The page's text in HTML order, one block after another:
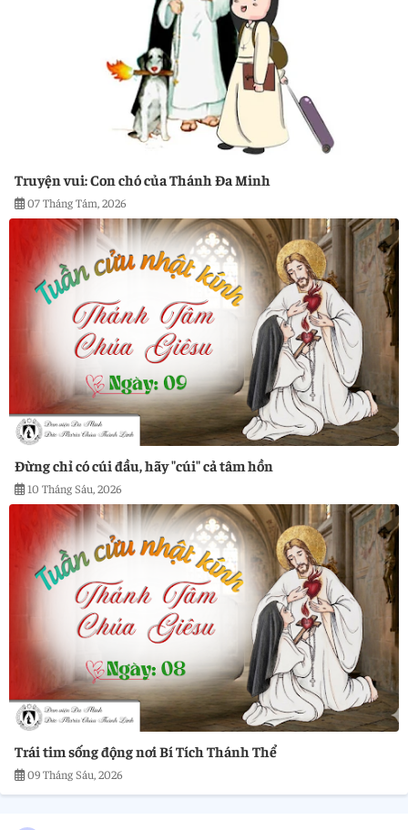
Truyện vui: Con chó của Thánh Đa Minh
07 Tháng Tám, 2026
Đừng chỉ có cúi đầu, hãy "cúi" cả tâm hồn
10 Tháng Sáu, 2026
Trái tim sống động nơi Bí Tích Thánh Thể
09 Tháng Sáu, 2026